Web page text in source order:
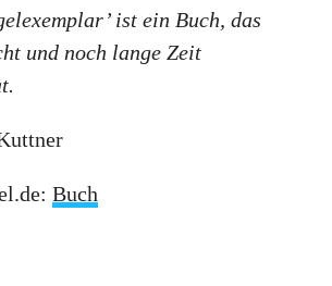
ist ein Buch, das
und noch lange Zeit
Buch